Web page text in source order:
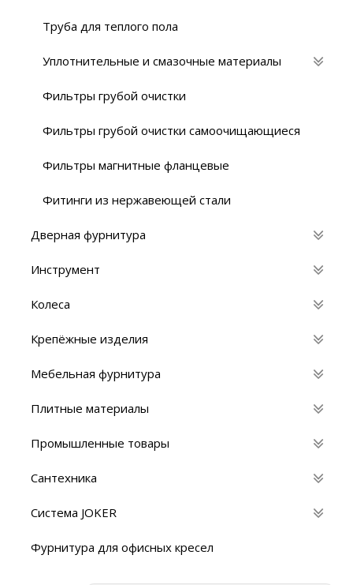
Труба для теплого пола
Уплотнительные и смазочные материалы
Фильтры грубой очистки
Фильтры грубой очистки самоочищающиеся
Фильтры магнитные фланцевые
Фитинги из нержавеющей стали
Дверная фурнитура
Инструмент
Колеса
Крепёжные изделия
Мебельная фурнитура
Плитные материалы
Промышленные товары
Сантехника
Система JOKER
Фурнитура для офисных кресел